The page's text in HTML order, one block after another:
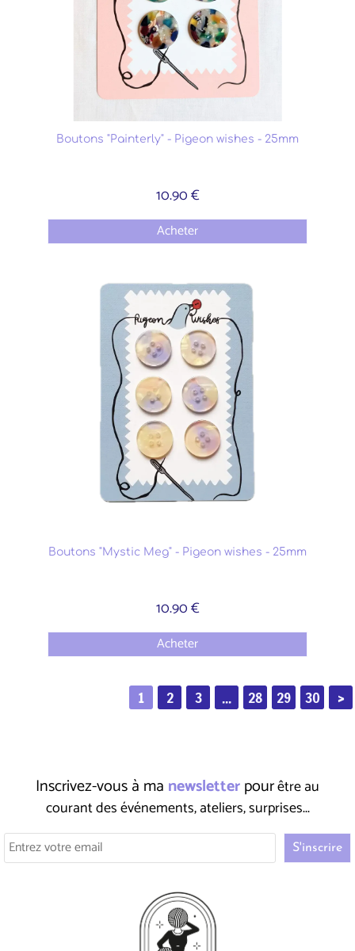
Boutons "Painterly" - Pigeon wishes - 25mm
10.90 €
Acheter
Boutons "Mystic Meg" - Pigeon wishes - 25mm
10.90 €
Acheter
1 2 3 ... 28 29 30 >
Inscrivez-vous à ma newsletterpourêtre au
courant des événements, ateliers, surprises...